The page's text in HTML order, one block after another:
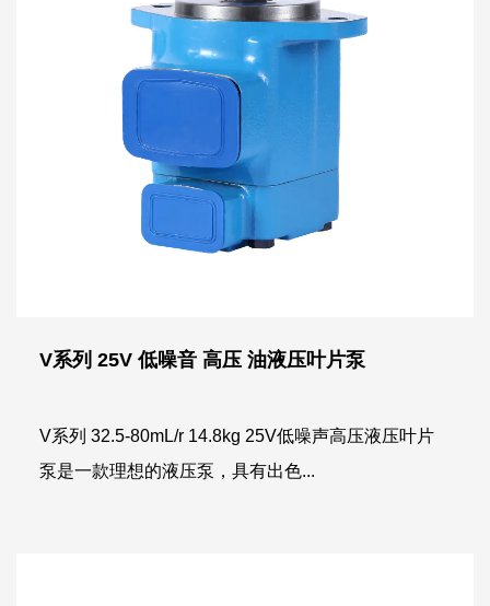
V系列 25V 低噪音 高压 油液压叶片泵
V系列 32.5-80mL/r 14.8kg 25V低噪声高压液压叶片
泵是一款理想的液压泵，具有出色...